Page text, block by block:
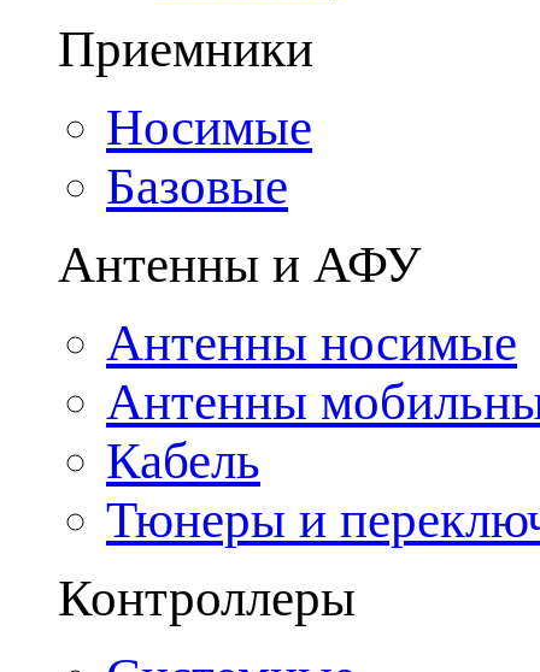
Приемники
Носимые
Базовые
Антенны и АФУ
Антенны носимые
Антенны
Кабель
Тюнеры и
Контроллеры